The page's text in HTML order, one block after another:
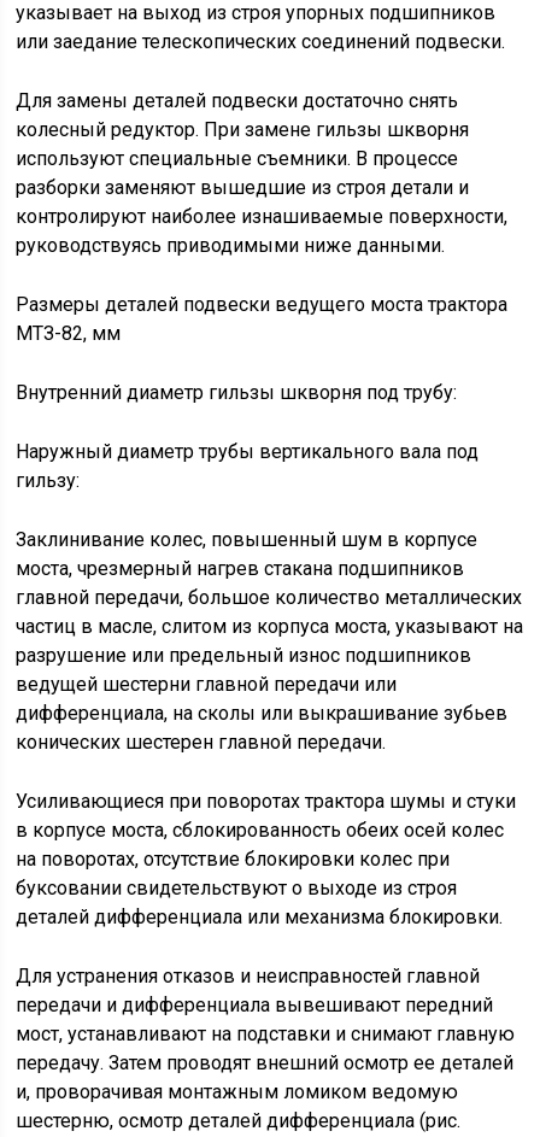
указывает на выход из строя упорных подшипников
или заедание телескопических соединений подвески.
Для замены деталей подвески достаточно снять
колесный редуктор. При замене гильзы шкворня
используют специальные съемники. В процессе
разборки заменяют вышедшие из строя детали и
контролируют наиболее изнашиваемые поверхности,
руководствуясь приводимыми ниже данными.
Размеры деталей подвески ведущего моста трактора
МТЗ-82, мм
Внутренний диаметр гильзы шкворня под трубу:
Наружный диаметр трубы вертикального вала под
гильзу:
Заклинивание колес, повышенный шум в корпусе
моста, чрезмерный нагрев стакана подшипников
главной передачи, большое количество металлических
частиц в масле, слитом из корпуса моста, указывают на
разрушение или предельный износ подшипников
ведущей шестерни главной передачи или
дифференциала, на сколы или выкрашивание зубьев
конических шестерен главной передачи.
Усиливающиеся при поворотах трактора шумы и стуки
в корпусе моста, сблокированность обеих осей колес
на поворотах, отсутствие блокировки колес при
буксовании свидетельствуют о выходе из строя
деталей дифференциала или механизма блокировки.
Для устранения отказов и неисправностей главной
передачи и дифференциала вывешивают передний
мост, устанавливают на подставки и снимают главную
передачу. Затем проводят внешний осмотр ее деталей
и, проворачивая монтажным ломиком ведомую
шестерню, осмотр деталей дифференциала (рис.